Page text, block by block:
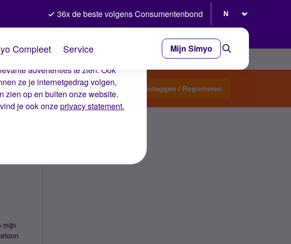
wij ervoor dat je ervaring op de
advertenties te zien. Ook
ze je internetgedrag volgen,
zien op en buiten onze website.
je ook onzeprivacy statement.
36x de beste volgens Consumentenbond
Compleet Service Mijn Simyo
Start een topic Inloggen / Registreren
mijn